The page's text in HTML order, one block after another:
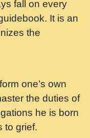
-Swami
Shyam
Shri
- 2018 -
Ji
fall on every
It is an
the
one’s own
the duties of
he is born
to grief.